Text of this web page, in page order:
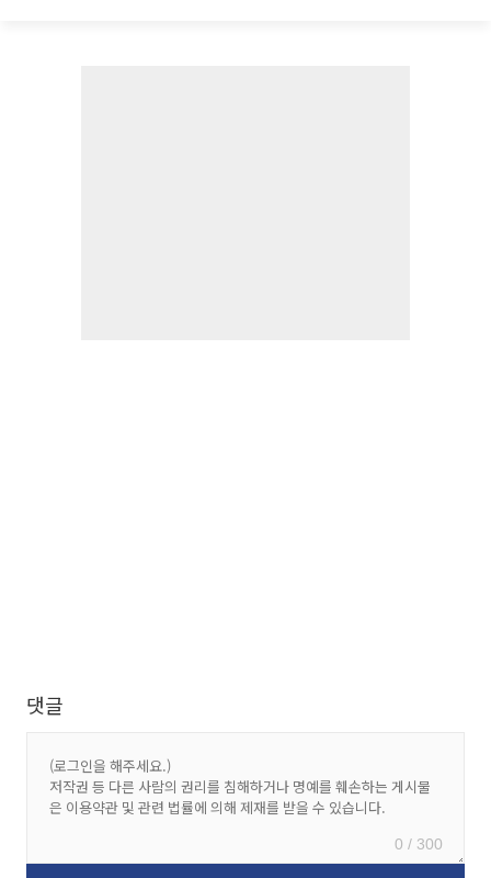
댓글
0 / 300